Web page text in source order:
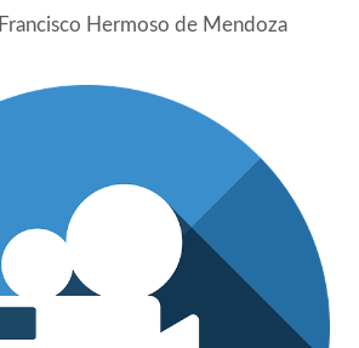
Francisco Hermoso de Mendoza